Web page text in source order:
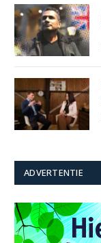
ADVERTENTIE